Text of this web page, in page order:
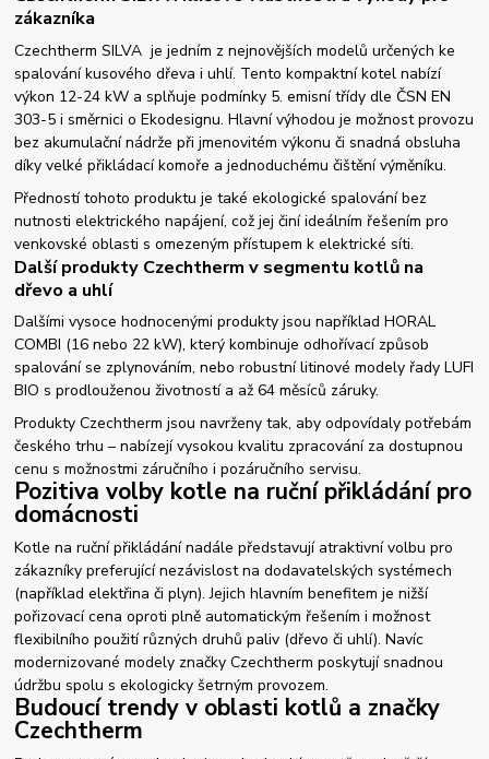
zákazníka
Czechtherm SILVA je jedním z nejnovějších modelů určených ke
spalování kusového dřeva i uhlí. Tento kompaktní kotel nabízí
výkon 12-24 kW a splňuje podmínky 5. emisní třídy dle ČSN EN
303-5 i směrnici o Ekodesignu. Hlavní výhodou je možnost provozu
bez akumulační nádrže při jmenovitém výkonu či snadná obsluha
díky velké přikládací komoře a jednoduchému čištění výměníku.
Předností tohoto produktu je také ekologické spalování bez
nutnosti elektrického napájení, což jej činí ideálním řešením pro
venkovské oblasti s omezeným přístupem k elektrické síti.
Další produkty Czechtherm v segmentu kotlů na
dřevo a uhlí
Dalšími vysoce hodnocenými produkty jsou například HORAL
COMBI (16 nebo 22 kW), který kombinuje odhořívací způsob
spalování se zplynováním, nebo robustní litinové modely řady LUFI
BIO s prodlouženou životností a až 64 měsíců záruky.
Produkty Czechtherm jsou navrženy tak, aby odpovídaly potřebám
českého trhu – nabízejí vysokou kvalitu zpracování za dostupnou
cenu s možnostmi záručního i pozáručního servisu.
Pozitiva volby kotle na ruční přikládání pro
domácnosti
Kotle na ruční přikládání nadále představují atraktivní volbu pro
zákazníky preferující nezávislost na dodavatelských systémech
(například elektřina či plyn). Jejich hlavním benefitem je nižší
pořizovací cena oproti plně automatickým řešením i možnost
flexibilního použití různých druhů paliv (dřevo či uhlí). Navíc
modernizované modely značky Czechtherm poskytují snadnou
údržbu spolu s ekologicky šetrným provozem.
Budoucí trendy v oblasti kotlů a značky
Czechtherm